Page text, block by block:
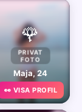
🌹
PRIVAT
FOTO
Maja, 24
👀 VISA PROFIL